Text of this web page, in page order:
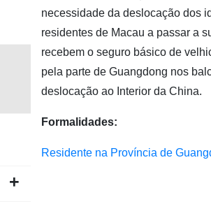
necessidade da deslocação dos
residentes de Macau a passar a
recebem o seguro básico de
pela parte de Guangdong nos
deslocação ao Interior da China.
Formalidades:
Residente na Província de